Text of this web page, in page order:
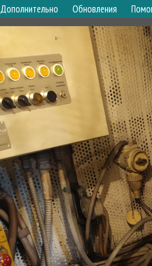
Дополнительно Обновления